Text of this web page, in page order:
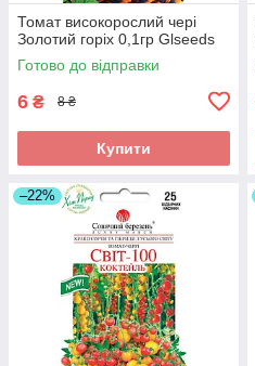
Томат високорослий чері
Золотий горіх 0,1гр Glseeds
Готово до відправки
6 ₴ 8 ₴
Купити
–22%